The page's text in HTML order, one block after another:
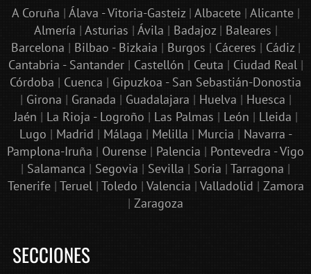
A Coruña | Álava - Vitoria-Gasteiz| Albacete| Alicante|
Almería | Asturias | Ávila | Badajoz| Baleares |
Barcelona | Bilbao - Bizkaia | Burgos | Cáceres | Cádiz|
Cantabria - Santander| Castellón | Ceuta | Ciudad Real |
Córdoba | Cuenca | Gipuzkoa - San Sebastián-Donostia
| Girona | Granada | Guadalajara | Huelva | Huesca |
Jaén | La Rioja - Logroño | Las Palmas | León | Lleida |
Lugo | Madrid | Málaga | Melilla | Murcia | Navarra -
Pamplona-Iruña | Ourense | Palencia | Pontevedra - Vigo
| Salamanca | Segovia | Sevilla | Soria | Tarragona |
Tenerife| Teruel | Toledo | Valencia | Valladolid | Zamora
| Zaragoza
SECCIONES